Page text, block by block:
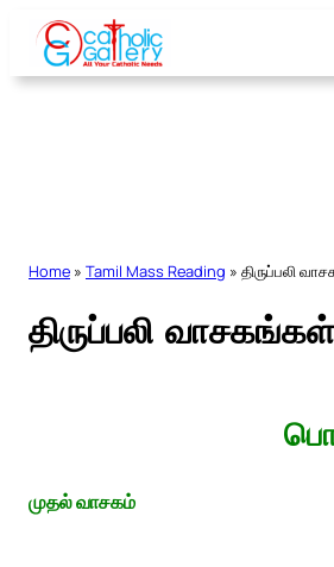
Skip
content
Home » Tamil Mass Reading » திருப்பலி
திருப்பலி
முதல் வாசகம்